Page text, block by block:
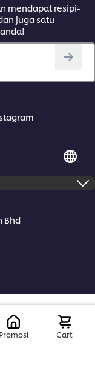
mendapat resipi-
juga satu
Bhd
Promosi Cart